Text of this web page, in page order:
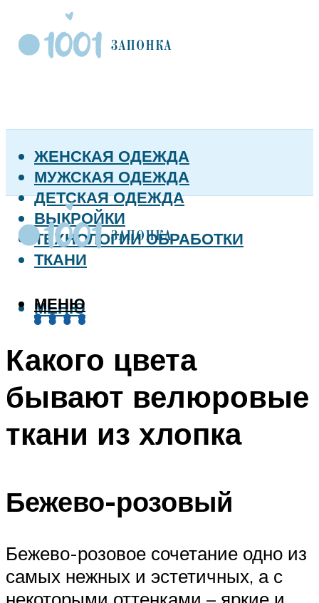
ЖЕНСКАЯ ОДЕЖДА
МУЖСКАЯ ОДЕЖДА
ДЕТСКАЯ ОДЕЖДА
ВЫКРОЙКИ
ТЕХНОЛОГИИ ОБРАБОТКИ
ТКАНИ
МЕНЮ
МЕНЮ
Какого цвета
бывают велюровые
ткани из хлопка
Бежево-розовый
Бежево-розовое сочетание одно из
самых нежных и эстетичных, а с